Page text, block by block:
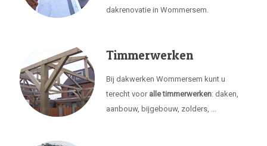
dakrenovatie in Wommersem.
Timmerwerken
Bij dakwerken Wommersem kunt u
terecht voor alle timmerwerken: daken,
aanbouw, bijgebouw, zolders, ...